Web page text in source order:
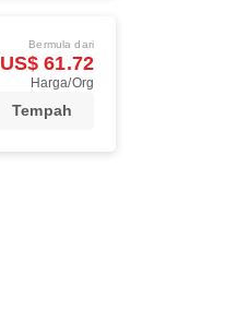
Bermula dari
US$ 61.72
Harga/Org
Tempah